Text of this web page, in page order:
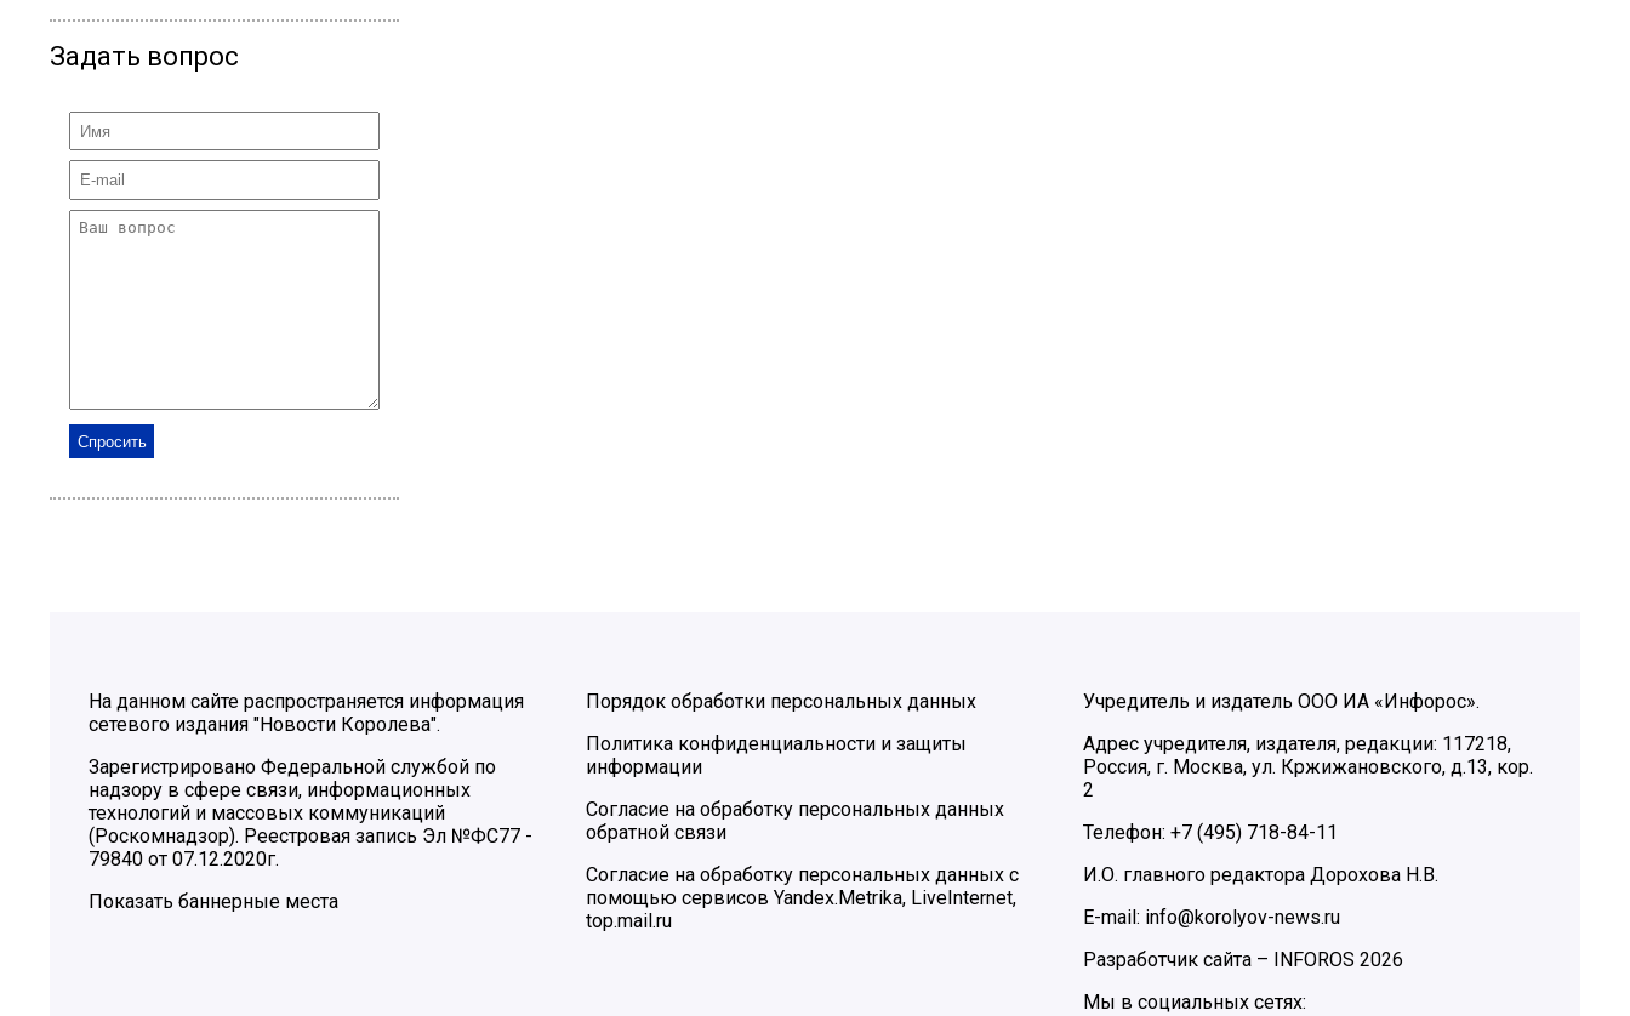
Задать вопрос
На данном сайте распространяется информация
сетевого издания "Новости Королева".
Зарегистрировано Федеральной службой по
надзору в сфере связи, информационных
технологий и массовых коммуникаций
(Роскомнадзор). Реестровая запись Эл №ФС77 -
79840 от 07.12.2020г.
Показать баннерные места
Порядок обработки персональных данных
Политика конфиденциальности и защиты
информации
Согласие на обработку персональных данных
обратной связи
Согласие на обработку персональных данных с
помощью сервисов Yandex.Metrika, LiveInternet,
top.mail.ru
Учредитель и издатель ООО ИА «Инфорос».
Адрес учредителя, издателя, редакции: 117218,
Россия, г. Москва, ул. Кржижановского, д.13, кор.
2
Телефон: +7 (495) 718-84-11
И.О. главного редактора Дорохова Н.В.
E-mail: info@korolyov-news.ru
Разработчик сайта –
INFOROS 2026
Мы в социальных сетях: